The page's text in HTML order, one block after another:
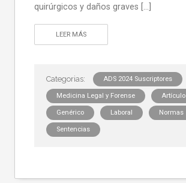
quirúrgicos y daños graves […]
LEER MÁS
ADS 2024 Suscriptores
Medicina Legal y Forense Artículo
Genérico Laboral Normas
Sentencias